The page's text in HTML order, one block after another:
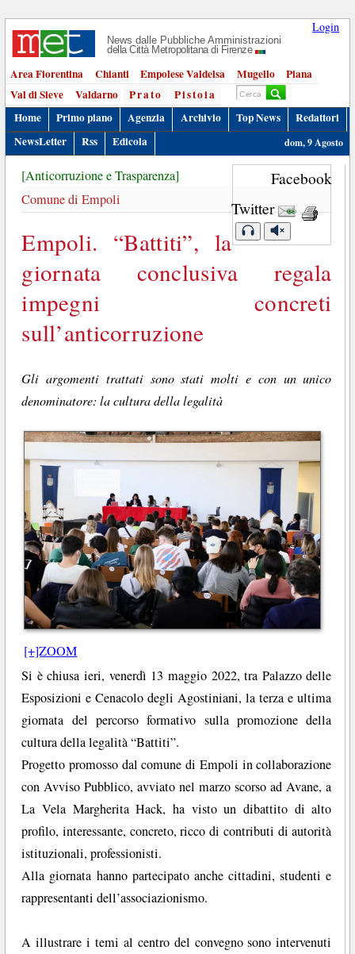
Login
News dalle Pubbliche Amministrazioni
della Città Metropolitana di Firenze
Area Fiorentina Chianti Empolese Valdelsa Mugello
Piana
Val di Sieve
Valdarno Prato
Pistoia
Home
Primo piano Agenzia Archivio Top News
Redattori
NewsLetter
Rss Edicola dom, 9 Agosto
Facebook
Twitter
[Anticorruzione e Trasparenza]
Comune di Empoli
Empoli. “Battiti”, la
giornata conclusiva regala
impegni concreti
sull’anticorruzione
Gli argomenti trattati sono stati molti e con un unico
denominatore: la cultura della legalità
[+]ZOOM
Si è chiusa ieri, venerdì 13 maggio 2022, tra Palazzo delle
Esposizioni e Cenacolo degli Agostiniani, la terza e ultima
giornata del percorso formativo sulla promozione della
cultura della legalità “Battiti”.
Progetto promosso dal comune di Empoli in collaborazione
con Avviso Pubblico, avviato nel marzo scorso ad Avane, a
La Vela Margherita Hack, ha visto un dibattito di alto
profilo, interessante, concreto, ricco di contributi di autorità
istituzionali, professionisti.
Alla giornata hanno partecipato anche cittadini, studenti e
rappresentanti dell’associazionismo.
A illustrare i temi al centro del convegno sono intervenuti